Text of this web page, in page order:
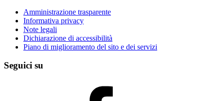
Amministrazione trasparente
Informativa privacy
Note legali
Dichiarazione di accessibilità
Piano di miglioramento del sito e dei servizi
Seguici su